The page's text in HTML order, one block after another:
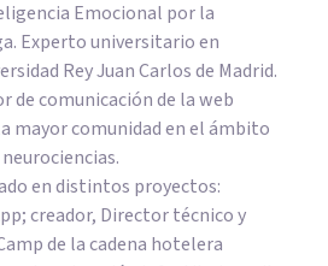
Emocional por la
Experto universitario en
Rey Juan Carlos de Madrid.
de comunicación de la web
mayor comunidad en el ámbito
en distintos proyectos:
creador, Director técnico y
de la cadena hotelera